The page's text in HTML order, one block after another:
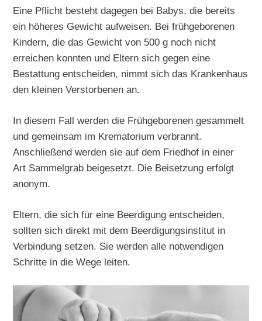
Eine Pflicht besteht dagegen bei Babys, die bereits
ein höheres Gewicht aufweisen. Bei frühgeborenen
Kindern, die das Gewicht von 500 g noch nicht
erreichen konnten und Eltern sich gegen eine
Bestattung entscheiden, nimmt sich das Krankenhaus
den kleinen Verstorbenen an.
In diesem Fall werden die Frühgeborenen gesammelt
und gemeinsam im Krematorium verbrannt.
Anschließend werden sie auf dem Friedhof in einer
Art Sammelgrab beigesetzt. Die Beisetzung erfolgt
anonym.
Eltern, die sich für eine Beerdigung entscheiden,
sollten sich direkt mit dem Beerdigungsinstitut in
Verbindung setzen. Sie werden alle notwendigen
Schritte in die Wege leiten.